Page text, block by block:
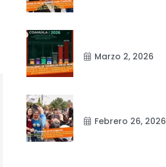
Marzo 2, 2026
Febrero 26, 2026